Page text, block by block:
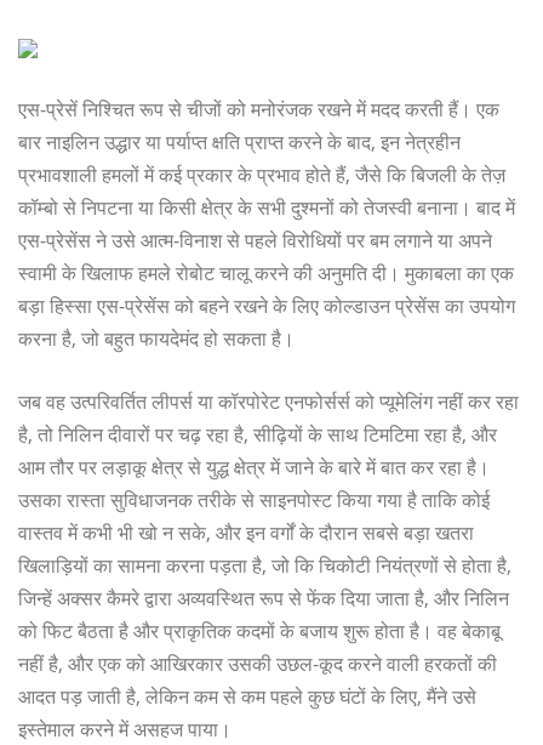
एस-प्रेसें निश्चित रूप से चीजों को मनोरंजक रखने में मदद करती हैं। एक
बार नाइलिन उद्धार या पर्याप्त क्षति प्राप्त करने के बाद, इन नेत्रहीन
प्रभावशाली हमलों में कई प्रकार के प्रभाव होते हैं, जैसे कि बिजली के तेज़
कॉम्बो से निपटना या किसी क्षेत्र के सभी दुश्मनों को तेजस्वी बनाना। बाद में
एस-प्रेसेंस ने उसे आत्म-विनाश से पहले विरोधियों पर बम लगाने या अपने
स्वामी के खिलाफ हमले रोबोट चालू करने की अनुमति दी। मुकाबला का एक
बड़ा हिस्सा एस-प्रेसेंस को बहने रखने के लिए कोल्डाउन प्रेसेंस का उपयोग
करना है, जो बहुत फायदेमंद हो सकता है।
जब वह उत्परिवर्तित लीपर्स या कॉरपोरेट एनफोर्सर्स को प्यूमेलिंग नहीं कर रहा
है, तो निलिन दीवारों पर चढ़ रहा है, सीढ़ियों के साथ टिमटिमा रहा है, और
आम तौर पर लड़ाकू क्षेत्र से युद्ध क्षेत्र में जाने के बारे में बात कर रहा है।
उसका रास्ता सुविधाजनक तरीके से साइनपोस्ट किया गया है ताकि कोई
वास्तव में कभी भी खो न सके, और इन वर्गों के दौरान सबसे बड़ा खतरा
खिलाड़ियों का सामना करना पड़ता है, जो कि चिकोटी नियंत्रणों से होता है,
जिन्हें अक्सर कैमरे द्वारा अव्यवस्थित रूप से फेंक दिया जाता है, और निलिन
को फिट बैठता है और प्राकृतिक कदमों के बजाय शुरू होता है। वह बेकाबू
नहीं है, और एक को आखिरकार उसकी उछल-कूद करने वाली हरकतों की
आदत पड़ जाती है, लेकिन कम से कम पहले कुछ घंटों के लिए, मैंने उसे
इस्तेमाल करने में असहज पाया।